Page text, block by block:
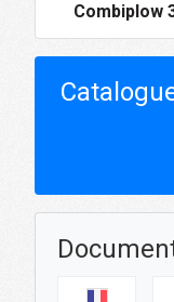
Combiplow